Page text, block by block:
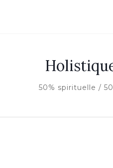
50% spirituelle /